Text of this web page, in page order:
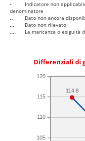
-
Indicatore non
denominatore
..
Dato non ancora
...
Dato non rilevato
....
La mancanza o esiguità
Differenziali di
105
110
115
120
114.8